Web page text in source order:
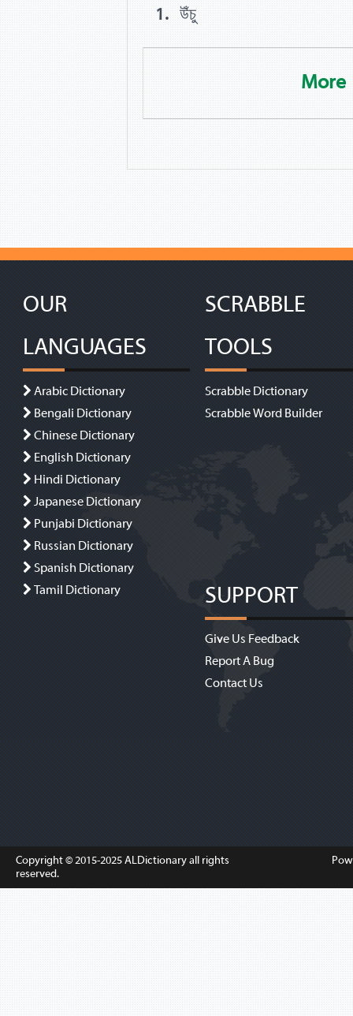
উঁচু
More
OUR
LANGUAGES
Arabic Dictionary
Bengali Dictionary
Chinese Dictionary
English Dictionary
Hindi Dictionary
Japanese Dictionary
Punjabi Dictionary
Russian Dictionary
Spanish Dictionary
Tamil Dictionary
SCRABBLE
TOOLS
Scrabble Dictionary
Scrabble Word Builder
SUPPORT
Give Us Feedback
Report A Bug
Contact Us
Copyright © 2015-2025ALDictionaryall rights
reserved.